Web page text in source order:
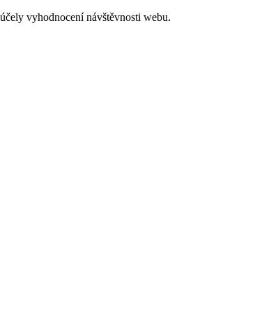
vyhodnocení návštěvnosti webu.